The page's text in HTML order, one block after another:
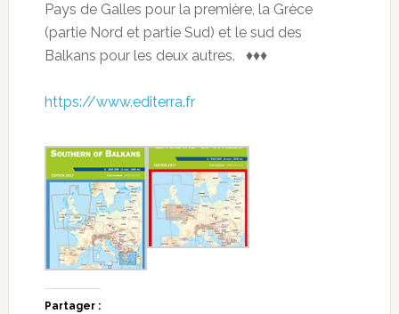
Pays de Galles pour la première, la Grèce
(partie Nord et partie Sud) et le sud des
Balkans pour les deux autres. ♦♦♦
https://www.editerra.fr
Partager :